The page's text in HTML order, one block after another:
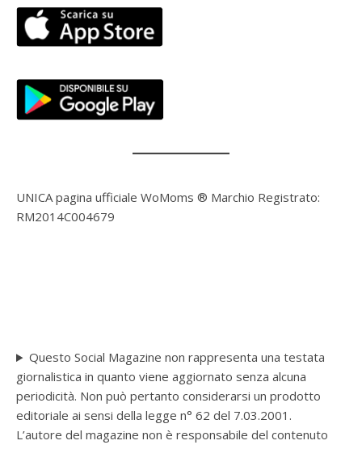
UNICA pagina ufficiale WoMoms ® Marchio Registrato:
RM2014C004679
Questo Social Magazine non rappresenta una testata
giornalistica in quanto viene aggiornato senza alcuna
periodicità. Non può pertanto considerarsi un prodotto
editoriale ai sensi della legge n° 62 del 7.03.2001.
L’autore del magazine non è responsabile del contenuto